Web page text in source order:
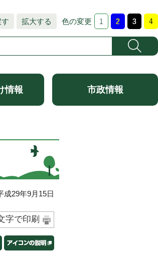
拡大する 色の変更
情報 市政情報
29年9月15日
字で印刷